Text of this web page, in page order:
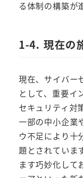
る体制の構築が
1-4. 現在の
現在、サイバー
として、重要イ
セキュリティ対
一部の中小企業
ウ不足により十
題とされていま
ます巧妙化して